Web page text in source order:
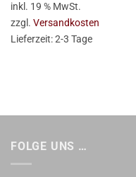
inkl. 19 % MwSt.
zzgl. Versandkosten
Lieferzeit:2-3 Tage
FOLGE UNS …